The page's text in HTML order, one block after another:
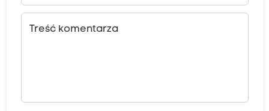
Treść komentarza